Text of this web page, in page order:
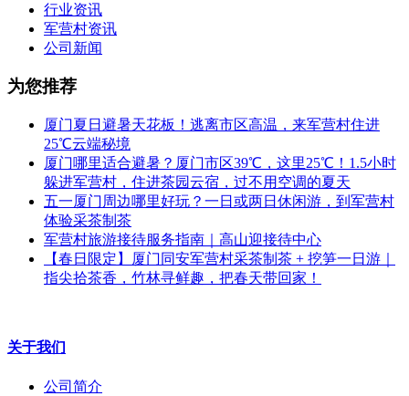
行业资讯
军营村资讯
公司新闻
为您推荐
厦门夏日避暑天花板！逃离市区高温，来军营村住进
25℃云端秘境
厦门哪里适合避暑？厦门市区39℃，这里25℃！1.5小时
躲进军营村，住进茶园云宿，过不用空调的夏天
五一厦门周边哪里好玩？一日或两日休闲游，到军营村
体验采茶制茶
军营村旅游接待服务指南｜高山迎接待中心
【春日限定】厦门同安军营村采茶制茶 + 挖笋一日游｜
指尖拾茶香，竹林寻鲜趣，把春天带回家！
关于我们
公司简介